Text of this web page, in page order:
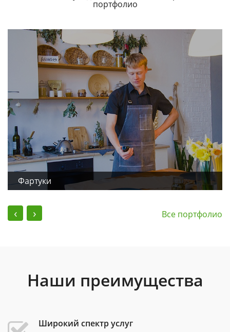
портфолио
Фартуки
‹ › Все портфолио
Наши преимущества
Широкий спектр услуг